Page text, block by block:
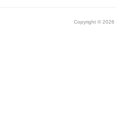
Copyright © 2026